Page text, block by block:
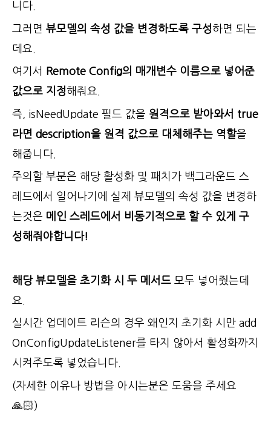
니다.
그러면 뷰모델의 속성 값을 변경하도록 구성하면 되는
데요.
여기서
Remote Config의 매개변수 이름으로 넣어준
값으로 지정해줘요.
즉, isNeedUpdate 필드 값을 원격으로 받아와서 true
라면 description을 원격 값으로 대체해주는 역할을
해줍니다.
주의할 부분은 해당 활성화 및 패치가 백그라운드 스
레드에서 일어나기에 실제 뷰모델의 속성 값을 변경하
는것은 메인 스레드에서 비동기적으로 할 수 있게 구
성해줘야합니다!
해당 뷰모델을 초기화 시 두 메서드 모두 넣어줬는데
요.
실시간 업데이트 리슨의 경우 왜인지 초기화 시만 add
OnConfigUpdateListener를 타지 않아서 활성화까지
시켜주도록 넣었습니다.
(자세한 이유나 방법을 아시는분은 도움을 주세요
🙏🏻)